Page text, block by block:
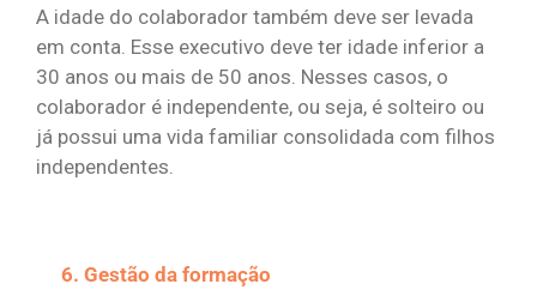
A idade do colaborador também deve ser levada
em conta. Esse executivo deve ter idade inferior a
30 anos ou mais de 50 anos. Nesses casos, o
colaborador é independente, ou seja, é solteiro ou
já possui uma vida familiar consolidada com filhos
independentes.
Gestão da formação